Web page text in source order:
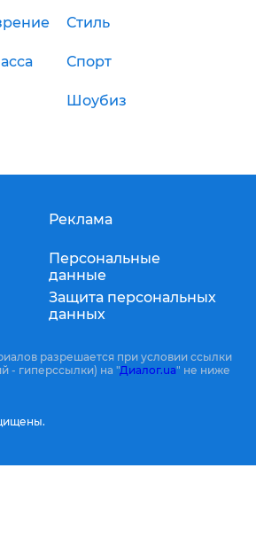
Стиль
Спорт
Шоубиз
Реклама
Персональные
данные
Защита персональных
данных
разрешается при условии ссылки
- гиперссылки) на "Диалог.ua" не ниже